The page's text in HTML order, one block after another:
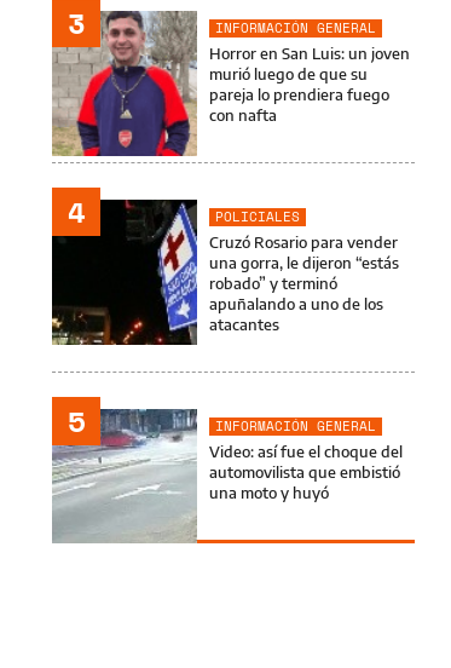
3
INFORMACIÓN GENERAL
Horror en San Luis: un joven
murió luego de que su
pareja lo prendiera fuego
con nafta
4
POLICIALES
Cruzó Rosario para vender
una gorra, le dijeron “estás
robado” y terminó
apuñalando a uno de los
atacantes
5
INFORMACIÓN GENERAL
Video: así fue el choque del
automovilista que embistió
una moto y huyó